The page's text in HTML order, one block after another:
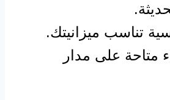
تناسب ميزانيتك.
متاحة على مدار